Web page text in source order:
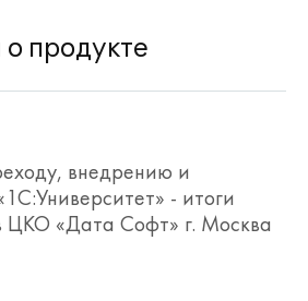
продукте
внедрению и
- итоги
ЦКО «Дата Cофт» г. Москва